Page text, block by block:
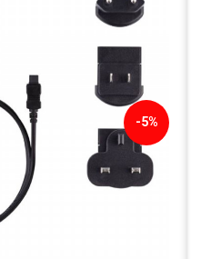
-5%